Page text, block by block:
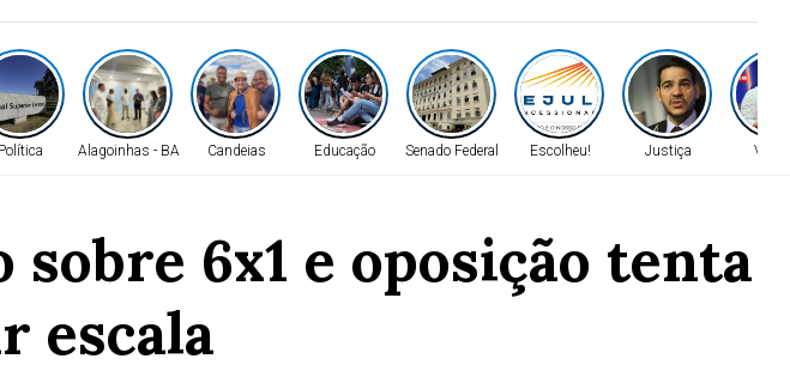
Política Alagoinhas - BA Candeias Educação Senado Federal Escolheu! Justiça
6x1 e oposição tenta
escala